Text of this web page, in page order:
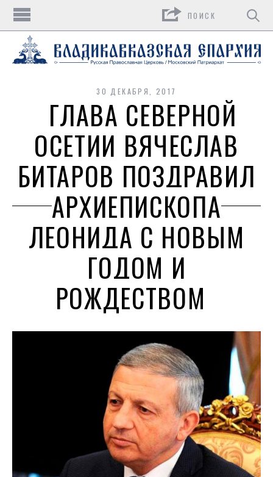
30 ДЕКАБРЯ, 2017
ГЛАВА СЕВЕРНОЙ
ОСЕТИИ ВЯЧЕСЛАВ
БИТАРОВ ПОЗДРАВИЛ
АРХИЕПИСКОПА
ЛЕОНИДА С НОВЫМ
ГОДОМ И
РОЖДЕСТВОМ